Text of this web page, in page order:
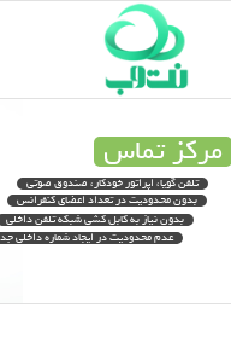
مرکز تماس
تلفن گویا، اپراتور خودکار، صندوق صوتی
بدون محدودیت در تعداد اعضای کنفرانس
بدون نیاز به کابل کشی شبکه تلفن داخلی
عدم محدودیت در ایجاد شماره داخلی